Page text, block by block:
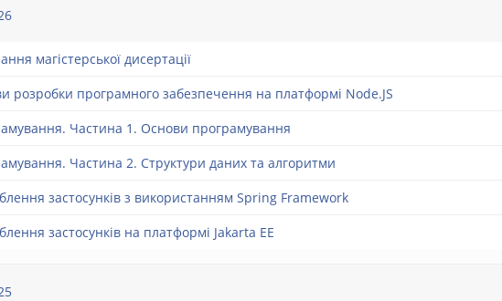
магістерської дисертації
розробки програмного забезпечення на платформі Node.JS
Частина 1. Основи програмування
Частина 2. Структури даних та алгоритми
застосунків з використанням Spring Framework
застосунків на платформі Jakarta EE